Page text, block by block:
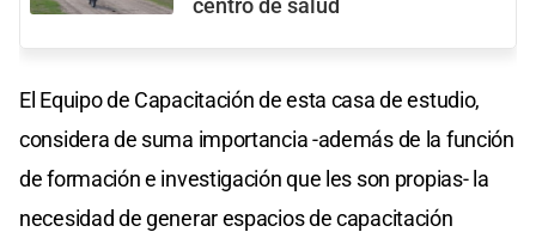
centro de salud
El Equipo de Capacitación de esta casa de estudio,
considera de suma importancia -además de la función
de formación e investigación que les son propias- la
necesidad de generar espacios de capacitación